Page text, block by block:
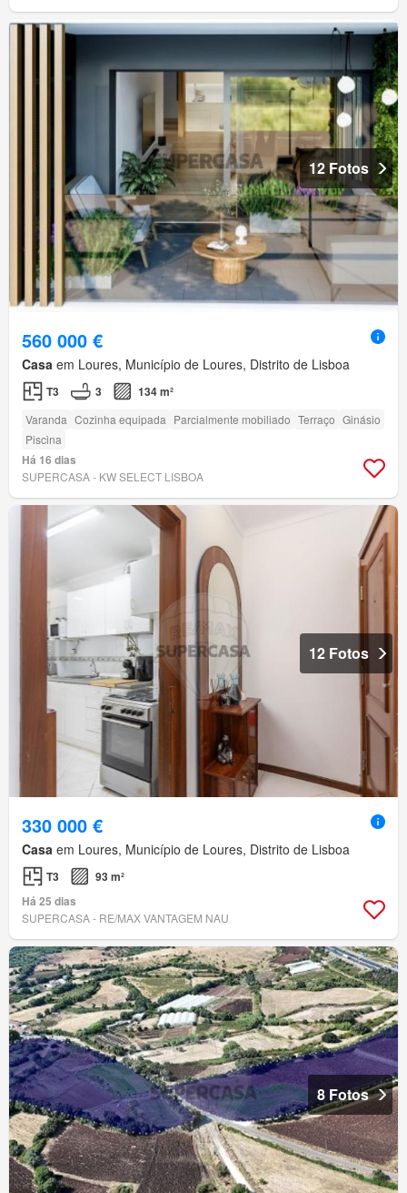
12 Fotos
560 000 €
Casa em Loures, Município de Loures, Distrito de Lisboa
T3 3 134 m²
Varanda Cozinha equipada Parcialmente mobiliado Terraço Ginásio
Piscina
Há 16 dias
SUPERCASA - KW SELECT LISBOA
12 Fotos
330 000 €
Casa em Loures, Município de Loures, Distrito de Lisboa
T3
93 m²
Há 25 dias
SUPERCASA - RE/MAX VANTAGEM NAU
8 Fotos